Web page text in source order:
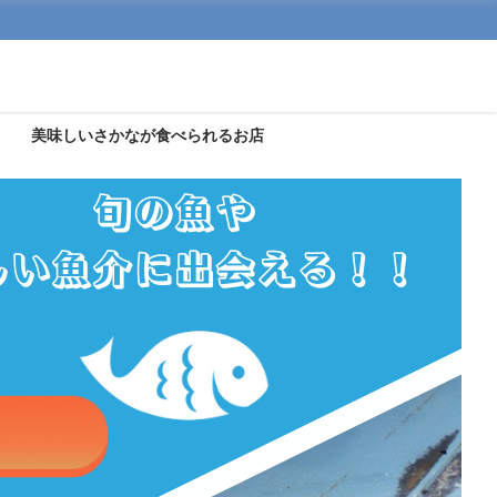
美味しいさかなが食べられるお店